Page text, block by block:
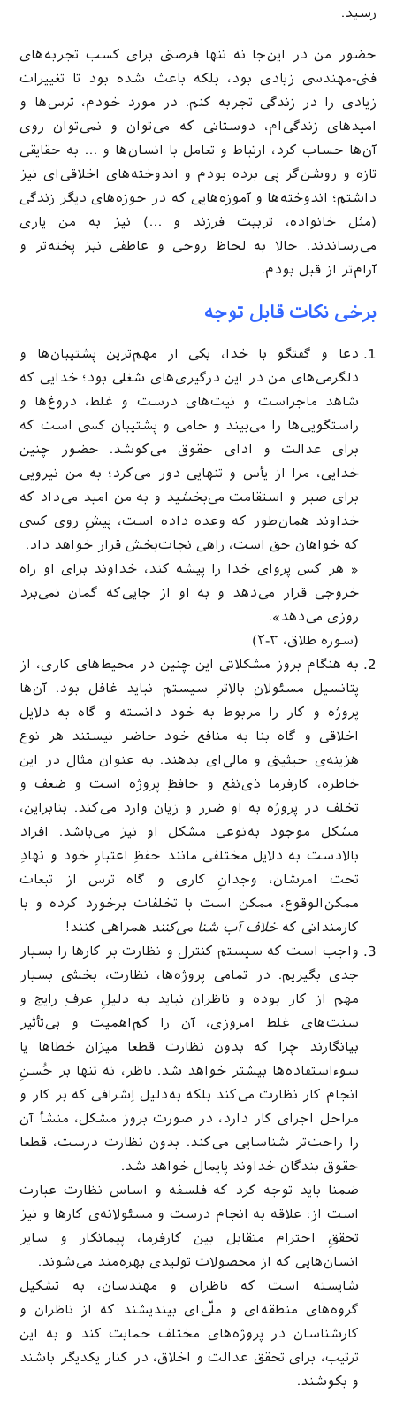
رسید.
حضور من در این‌جا نه ‌تنها فرصتی برای کسب تجربه‌های
فنی-مهندسی زیادی بود، بلکه باعث شده بود تا تغییرات
زیادی را در زندگی تجربه کنم. در مورد خودم، ترس‌ها و
امیدهای زندگی‌ام، دوستانی که می‌توان و نمی‌توان روی
آن‌ها حساب کرد، ارتباط و تعامل با انسان‌ها و … به حقایقی
تازه و روشن‌گر پی برده بودم و اندوخته‌های اخلاقی‌ای نیز
داشتم؛ اندوخته‌ها و آموزه‌هایی که در حوزه‌های دیگر زندگی
(مثل خانواده، تربیت فرزند و …) نیز به من یاری
می‌رساندند. حالا به لحاظ روحی و عاطفی نیز پخته‌تر و
آرام‌تر از قبل بودم.
برخی نکات قابل توجه
دعا و گفتگو با خدا، یکی از مهم‌ترین پشتیبان‌ها و
دلگرمی‌های من در این درگیری‌های شغلی بود؛ خدایی که
شاهد ماجراست و نیت‌های درست و غلط، دروغ‌ها و
راستگویی‌ها را می‌بیند و حامی و پشتیبان کسی است که
برای عدالت و ادای حقوق می‌کوشد. حضور چنین
خدایی، مرا از یأس و تنهایی دور می‌کرد؛ به من نیرویی
برای صبر و استقامت می‌بخشید و به من امید می‌داد که
خداوند همان‌طور که وعده داده است، پیشِ روی کسی
که خواهان حق است، راهی نجات‌بخش قرار خواهد داد.
« هر کس پروای خدا را پیشه کند، خداوند برای او راه
خروجی قرار می‌دهد و به او از جایی‌که گمان نمی‌برد
روزی می‌دهد».
(سوره طلاق، ۳-۲)
به هنگام بروز مشکلاتی این چنین در محیط‌های کاری، از
پتانسیل مسئولانِ بالاترِ سیستم نباید غافل بود. آن‌ها
پروژه و کار را مربوط به خود دانسته و گاه به دلایل
اخلاقی و گاه بنا به منافع‌ خود حاضر نیستند هر نوع
هزینه‌ی حیثیتی و مالی‌ای بدهند. به عنوان مثال در این
خاطره، کارفرما ذی‌نفع و حافظِ پروژه است و ضعف و
تخلف در پروژه به او ضرر و زیان وارد می‌کند. بنابراین،
مشکل موجود به‌نوعی مشکل او نیز می‌باشد. افراد
بالادست به دلایل مختلفی مانند حفظِ اعتبارِ خود و نهادِ
تحت امرشان، وجدانِ کاری و گاه ترس از تبعات
ممکن‌الوقوع، ممکن است با تخلفات برخورد کرده و با
کارمندانی کهخلاف آب شنا می‌کنند همراهی کنند!
واجب است که سیستم کنترل و نظارت بر کارها را بسیار
جدی‌ بگیریم. در تمامی پروژه‌ها، نظارت‌، بخشی بسیار
مهم از کار بوده و ناظران نباید به دلیلِ عرفِ رایج و
سنت‌های غلط امروزی، آن را کم‌اهمیت و بی‌تأثیر
بیانگارند چرا که بدون نظارت قطعا میزان خطا‌ها یا
سوءاستفاده‌ها بیشتر خواهد شد. ناظر، نه ‌تنها بر حُسنِ
انجام کار نظارت می‌کند بلکه به‌دلیل اِشرافی که بر کار و
مراحل اجرای کار دارد، در صورت بروز مشکل، منشأ آن
را راحت‌تر شناسایی می‌کند. بدون نظارت درست، قطعا
حقوق بندگان خداوند پایمال خواهد شد.
ضمنا باید توجه کرد که فلسفه و اساس نظارت عبارت
است از: علاقه به انجام درست و مسئولانه‌ی کارها و نیز
تحققِ احترام متقابل بین کارفرما، پیمانکار و سایر
انسان‌هایی که از محصولات تولیدی بهره‌مند می‌شوند.
شایسته است که ناظران و مهندسان، به تشکیل
گروه‌های منطقه‌ای و ملّی‌ای بیندیشند که از ناظران و
کارشناسان در پروژه‌های مختلف حمایت کند و به این
ترتیب، برای تحقق عدالت و اخلاق، در کنار یکدیگر باشند
و بکوشند.